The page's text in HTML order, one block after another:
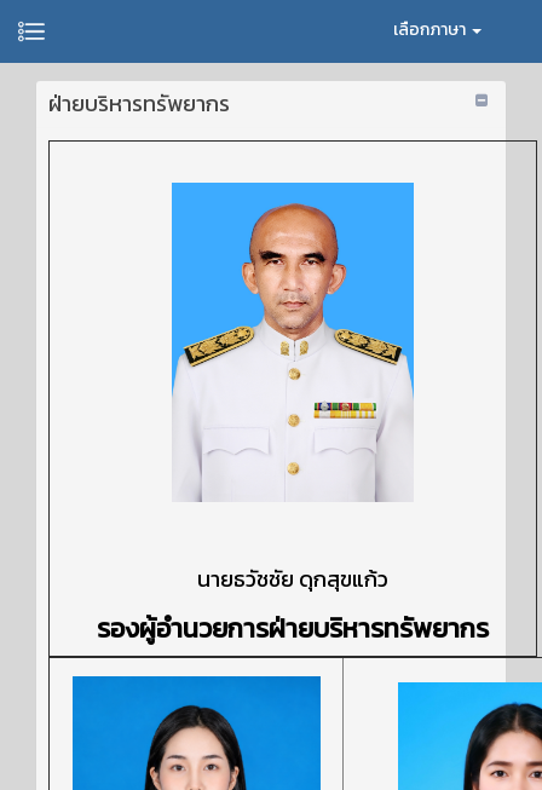
เลือกภาษา
ฝ่ายบริหารทรัพยากร
นายธวัชชัย ดุกสุขแก้ว
รองผู้อำนวยการฝ่ายบริหารทรัพยากร